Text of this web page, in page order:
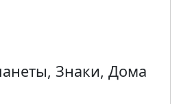
Знаки, Дома